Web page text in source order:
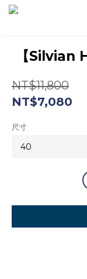
【Silvian
NT$11,800
NT$7,080
尺寸